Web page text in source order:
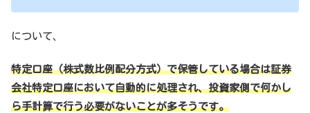
について、
特定口座（株式数比例配分方式）で保管している場合は証券
会社特定口座において自動的に処理され、投資家側で何かし
ら手計算で行う必要がないことが多そうです。